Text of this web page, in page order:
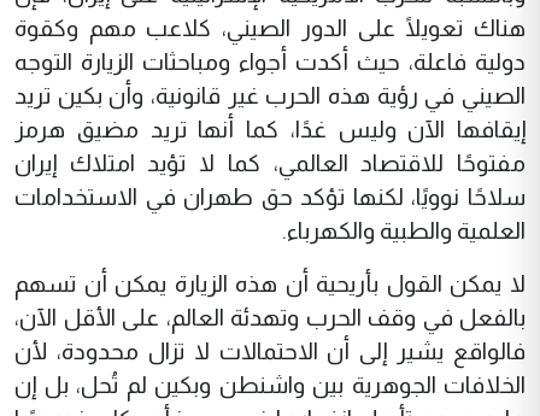
هناك تعويلًا على الدور الصيني، كلاعب مهم وكقوة
دولية فاعلة، حيث أكدت أجواء ومباحثات الزيارة التوجه
الصيني في رؤية هذه الحرب غير قانونية، وأن بكين تريد
إيقافها الآن وليس غدًا، كما أنها تريد مضيق هرمز
مفتوحًا للاقتصاد العالمي، كما لا تؤيد امتلاك إيران
سلاحًا نوويًا، لكنها تؤكد حق طهران في الاستخدامات
العلمية والطبية والكهرباء.
لا يمكن القول بأريحية أن هذه الزيارة يمكن أن تسهم
بالفعل في وقف الحرب وتهدئة العالم، على الأقل الآن،
فالواقع يشير إلى أن الاحتمالات لا تزال محدودة، لأن
الخلافات الجوهرية بين واشنطن وبكين لم تُحل، بل إن